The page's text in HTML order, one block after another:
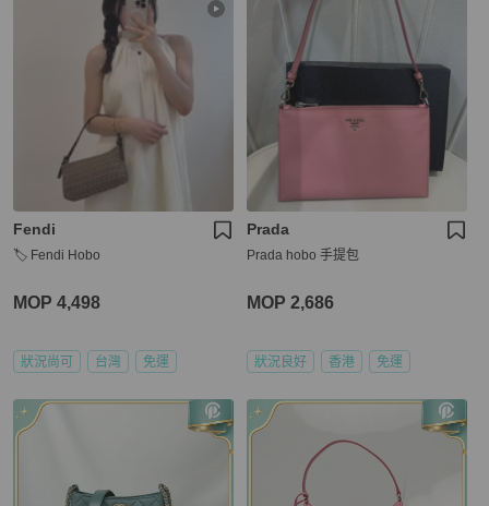
Fendi
🏷️ Fendi Hobo
MOP 4,498
狀況尚可 台灣 免運
Prada
Prada hobo 手提包
MOP 2,686
狀況良好 香港 免運